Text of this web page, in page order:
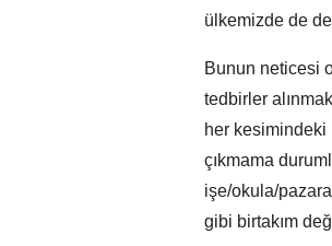
ülkemizde de
Bunun neticesi
tedbirler
her kesimindeki
çıkmama
işe/okula/
gibi birtakım